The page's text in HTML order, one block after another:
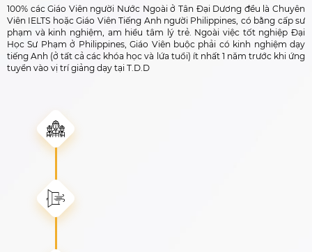
100% các Giáo Viên người Nước Ngoài ở Tân Đại Dương đều là Chuyên
Viên IELTS hoặc Giáo Viên Tiếng Anh người Philippines, có bằng cấp sư
phạm và kinh nghiệm, am hiểu tâm lý trẻ. Ngoài việc tốt nghiệp Đại
Học Sư Phạm ở Philippines, Giáo Viên buộc phải có kinh nghiệm dạy
tiếng Anh (ở tất cả các khóa học và lứa tuổi) ít nhất 1 năm trước khi ứng
tuyển vào vị trí giảng dạy tại T.D.D